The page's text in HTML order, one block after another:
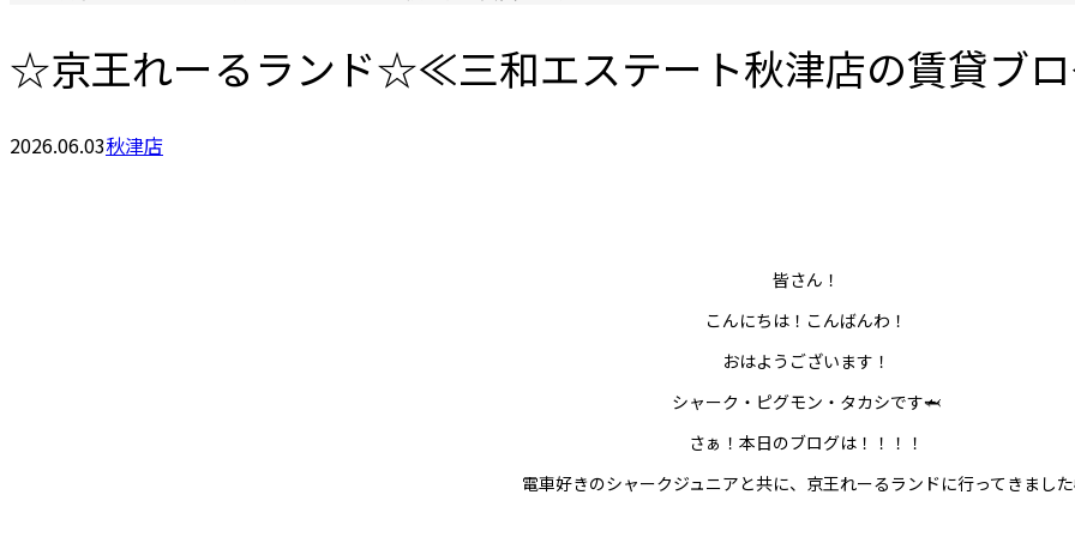
☆京王れーるランド☆≪三和エステート秋津店の賃貸ブ
2026.06.03秋津店
皆さん！
こんにちは！こんばんわ！
おはようございます！
シャーク・ピグモン・タカシです🦈
さぁ！本日のブログは！！！！
電車好きのシャークジュニアと共に、京王れーるランドに行ってきまし